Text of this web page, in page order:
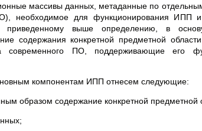
массивы данных, метаданные по
необходимое для функционирования ИПП и
приведенному выше определению, в
содержания конкретной предметной
современного ПО, поддерживающие его
компонентам ИПП отнесем следующие:
образом содержание конкретной предметной